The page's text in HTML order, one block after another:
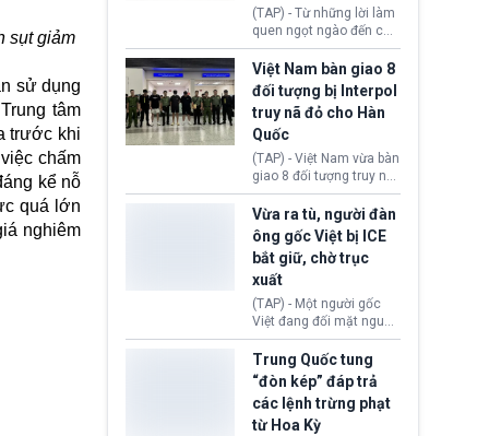
sụt giảm
sử dụng
tâm
trước khi
chấm
kể nỗ
quá lớn
nghiêm
(TAP) - Từ những lời làm
quen ngọt ngào đến các
“sàn vàng ảo”, bất động
sản trực tuyến cùng
đường dây đánh bạc quy
mô lớn, hai tổ chức tội
phạm xuyên quốc gia đã
dựng lên mạng lưới hoạt
động tại Việt Nam và
Lào, lôi kéo hàng nghìn
người tham gia, luân
chuyển dòng tiền qua
nhiều lớp tài khoản. Sau
hơn 2 tuần phối hợp truy
xét, lực lượng chức năng
hai nước đã bắt giữ 171
Việt Nam bàn giao 8
đối tượng bị Interpol
truy nã đỏ cho Hàn
Quốc
(TAP) - Việt Nam vừa bàn
giao 8 đối tượng truy nã
đỏ Interpol cho lực lượng
chức năng Hàn Quốc.
Nhóm này bị xác định
lừa đảo 619 nạn nhân,
chiếm đoạt hơn 17,7 tỷ
KRW.
Vừa ra tù, người đàn
ông gốc Việt bị ICE
bắt giữ, chờ trục
xuất
(TAP) - Một người gốc
Việt đang đối mặt nguy
cơ bị trục xuất khỏi Hoa
Kỳ sau khi đã chấp hành
xong bản án liên quan
đến tội ác từ hơn 30
năm trước tại California.
Trung Quốc tung
“đòn kép” đáp trả
các lệnh trừng phạt
từ Hoa Kỳ